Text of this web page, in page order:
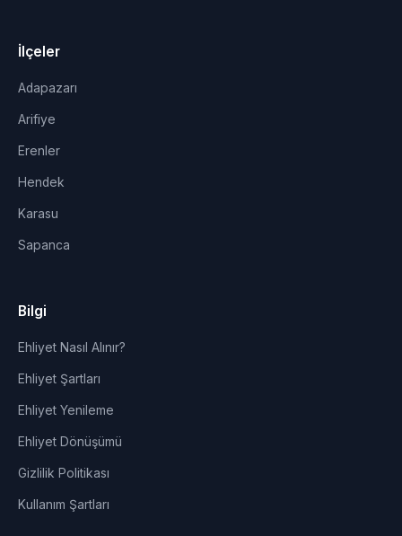
İlçeler
Adapazarı
Arifiye
Erenler
Hendek
Karasu
Sapanca
Bilgi
Ehliyet Nasıl Alınır?
Ehliyet Şartları
Ehliyet Yenileme
Ehliyet Dönüşümü
Gizlilik Politikası
Kullanım Şartları